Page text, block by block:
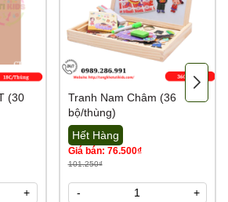
(30
+
Tranh Nam Châm (36
bộ/thùng)
Hết Hàng
Giá bán: 76.500₫
101.250₫
- +